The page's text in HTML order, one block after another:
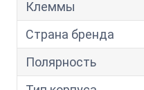
Клеммы
Страна бренда
Полярность